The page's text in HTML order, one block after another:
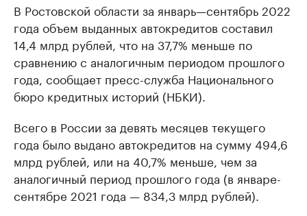
В Ростовской области за январь—сентябрь 2022
года объем выданных автокредитов составил
14,4 млрд рублей, что на 37,7% меньше по
сравнению с аналогичным периодом прошлого
года, сообщает пресс-служба Национального
бюро кредитных историй (НБКИ).
Всего в России за девять месяцев текущего
года было выдано автокредитов на сумму 494,6
млрд рублей, или на 40,7% меньше, чем за
аналогичный период прошлого года (в январе-
сентябре 2021 года — 834,3 млрд рублей).